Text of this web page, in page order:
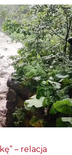
– relacja